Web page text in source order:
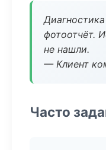
фотоотчёт.
не нашли.
— Клиент
Часто